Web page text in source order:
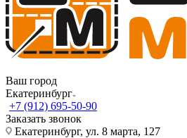
Ваш город
Екатеринбург
+7 (912) 695-50-90
Заказать звонок
Екатеринбург, ул. 8 марта, 127